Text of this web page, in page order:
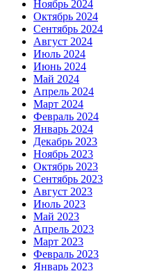
Ноябрь 2024
Октябрь 2024
Сентябрь 2024
Август 2024
Июль 2024
Июнь 2024
Май 2024
Апрель 2024
Март 2024
Февраль 2024
Январь 2024
Декабрь 2023
Ноябрь 2023
Октябрь 2023
Сентябрь 2023
Август 2023
Июль 2023
Май 2023
Апрель 2023
Март 2023
Февраль 2023
Январь 2023